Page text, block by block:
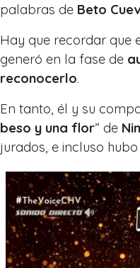
palabras de Beto
Hay que recordar que
generó en la fase de
reconocerlo.
En tanto, él y su
beso y una flor” de
jurados, e incluso hubo